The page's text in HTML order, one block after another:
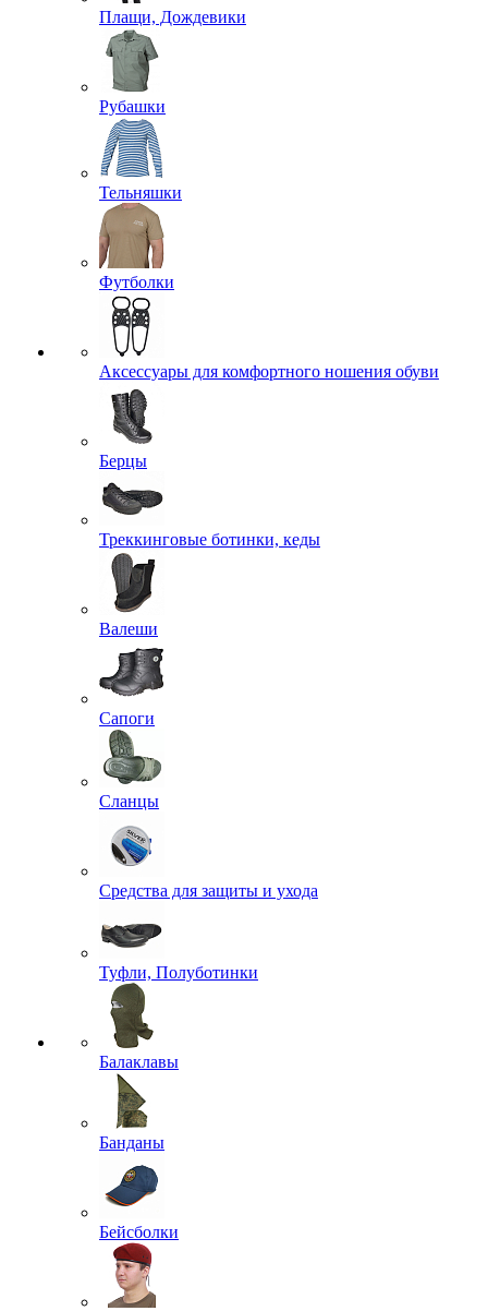
Плащи, Дождевики
Рубашки
Тельняшки
Футболки
Аксессуары для комфортного ношения обуви
Берцы
Треккинговые ботинки, кеды
Валеши
Сапоги
Сланцы
Средства для защиты и ухода
Туфли, Полуботинки
Балаклавы
Банданы
Бейсболки